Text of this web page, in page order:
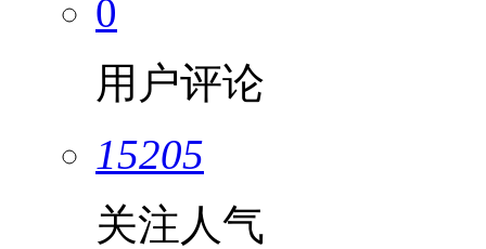
0
用户评论
15205
关注人气